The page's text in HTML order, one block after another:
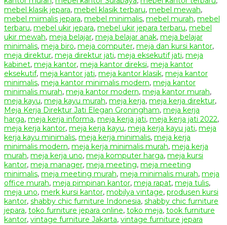
mebel klasik jepara, mebel klasik terbaru, mebel mewah,
mebel miimalis jepara, mebel minimalis, mebel murah, mebel
terbaru, mebel ukir jepara, mebel ukir jepara terbaru, mebel
ukir mewah, meja belajar, meja belajar anak, meja belajar
minimalis, meja biro, meja computer, meja dan kursi kantor,
meja direktur, meja direktur jati, meja eksekutif jati, meja
kabinet, meja kantor, meja kantor direksi, meja kantor
eksekutif, meja kantor jati, meja kantor klasik, meja kantor
minimalis, meja kantor minimalis modern, meja kantor
minimalis murah, meja kantor modern, meja kantor murah,
meja kayu, meja kayu murah, meja kerja, meja kerja direktur,
Meja Kerja Direktur Jati Elegan Groningham, meja kerja
harga, meja kerja informa, meja kerja jati, meja kerja jati 2022,
meja kerja kantor, meja kerja kayu, meja kerja kayu jati, meja
kerja kayu minimalis, meja kerja minimalis, meja kerja
minimalis modern, meja kerja minimalis murah, meja kerja
murah, meja kerja uno, meja komputer harga, meja kursi
kantor, meja manager, meja meeting, meja meeting
minimalis, meja meeting murah, meja minimalis murah, meja
office murah, meja pimpinan kantor, meja rapat, meja tulis,
meja uno, merk kursi kantor, mobilya vintage, produsen kursi
kantor, shabby chic furniture Indonesia, shabby chic furniture
jepara, toko furniture jepara online, toko meja, took furniture
kantor, vintage furniture Jakarta, vintage furniture jepara